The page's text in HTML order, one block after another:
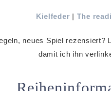
Kielfeder | The
neues Spiel rezensiert?
damit ich ihn